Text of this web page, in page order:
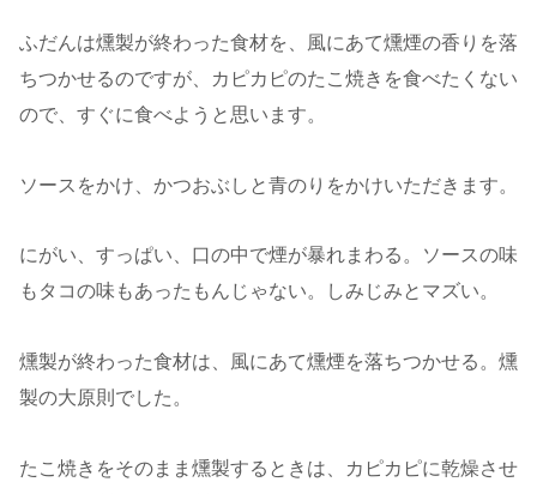
ふだんは燻製が終わった食材を、風にあて燻煙の香りを落
ちつかせるのですが、カピカピのたこ焼きを食べたくない
ので、すぐに食べようと思います。
ソースをかけ、かつおぶしと青のりをかけいただきます。
にがい、すっぱい、口の中で煙が暴れまわる。ソースの味
もタコの味もあったもんじゃない。しみじみとマズい。
燻製が終わった食材は、風にあて燻煙を落ちつかせる。燻
製の大原則でした。
たこ焼きをそのまま燻製するときは、カピカピに乾燥させ